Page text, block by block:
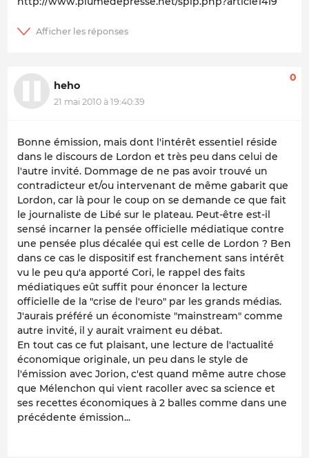
heho
21 mai 2010 à 19:40:39
0
Bonne émission, mais dont l'intérêt essentiel réside
dans le discours de Lordon et très peu dans celui de
l'autre invité. Dommage de ne pas avoir trouvé un
contradicteur et/ou intervenant de même gabarit que
Lordon, car là pour le coup on se demande ce que fait
le journaliste de Libé sur le plateau. Peut-être est-il
sensé incarner la pensée officielle médiatique contre
une pensée plus décalée qui est celle de Lordon ? Ben
dans ce cas le dispositif est franchement sans intérêt
vu le peu qu'a apporté Cori, le rappel des faits
médiatiques eût suffit pour énoncer la lecture
officielle de la "crise de l'euro" par les grands médias.
J'aurais préféré un économiste "mainstream" comme
autre invité, il y aurait vraiment eu débat.
En tout cas ce fut plaisant, une lecture de l'actualité
économique originale, un peu dans le style de
l'émission avec Jorion, c'est quand même autre chose
que Mélenchon qui vient racoller avec sa science et
ses recettes économiques à 2 balles comme dans une
précédente émission...